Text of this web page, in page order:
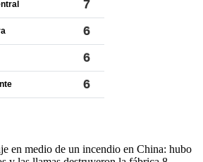
en medio de un incendio en China: hubo